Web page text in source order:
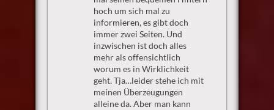
hoch um sich mal zu
informieren, es gibt doch
immer zwei Seiten. Und
inzwischen ist doch alles
mehr als offensichtlich
worum es in Wirklichkeit
geht. Tja…leider stehe ich mit
meinen Überzeugungen
alleine da. Aber man kann